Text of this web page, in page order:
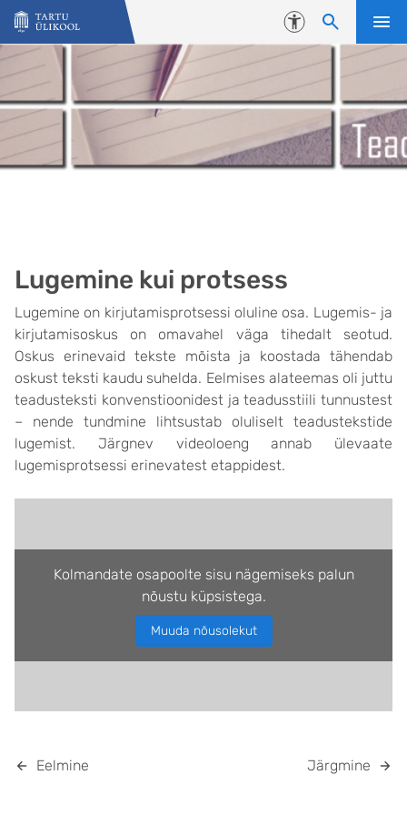
Liigu edasi põhisisu juurde
Juurdepääsetavus
Lugemine kui protsess
Lugemine on kirjutamisprotsessi oluline osa. Lugemis- ja
kirjutamisoskus on omavahel väga tihedalt seotud.
Oskus erinevaid tekste mõista ja koostada tähendab
oskust teksti kaudu suhelda. Eelmises alateemas oli juttu
teadusteksti konvenstioonidest ja teadusstiili tunnustest
– nende tundmine lihtsustab oluliselt teadustekstide
lugemist. Järgnev videoloeng annab ülevaate
lugemisprotsessi erinevatest etappidest.
Kolmandate osapoolte sisu nägemiseks palun
nõustu küpsistega.
Muuda nõusolekut
Eelmine Järgmine